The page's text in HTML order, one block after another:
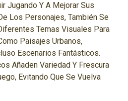
Jugando Y A Mejorar Sus
Los Personajes, También Se
Temas Visuales Para
Paisajes Urbanos,
Escenarios Fantásticos.
Añaden Variedad Y Frescura
Evitando Que Se Vuelva